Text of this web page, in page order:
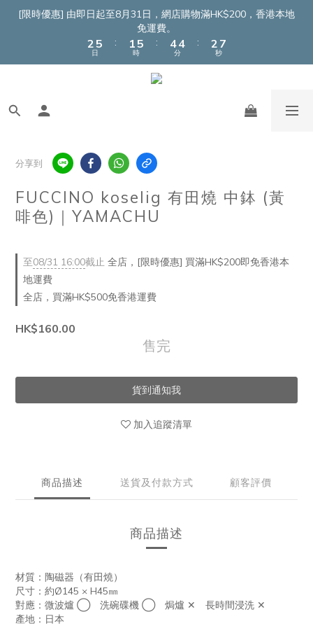
[限時優惠] 由即日起至8月31日，網店購物滿HK$200，香港本地
免運費。
4
2
1
7
5
4
日
:
3
1
0
7
6
5
4
時
:
6
5
4
3
6
4
3
分
:
4
2
1
9
7
6
秒
分享到
FUCCINO koselig 有田燒 中鉢 (黃
啡色)｜YAMACHU
至08/31 16:00截止 全店，[限時優惠] 買滿HK$200即免香港本
地運費
全店，買滿HK$500免香港運費
HK$160.00
售完
貨到通知我
加入追蹤清單
商品描述 送貨及付款方式 顧客評價
商品描述
材質：陶磁器（有田燒）
尺寸：約Ø145 × H45㎜
對應：微波爐 ◯洗碗碟機 ◯ 焗爐 ✕ 長時間浸洗 ✕
產地：日本